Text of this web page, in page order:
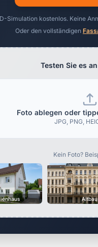
Simulation kostenlos. Keine
Oder den vollständigen
Testen Sie es an
Foto ablegen oder
JPG, PNG,
Kein Foto?
Altbau